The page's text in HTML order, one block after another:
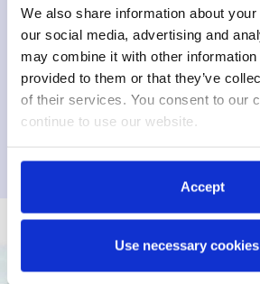
We also share information about
our social media, advertising and
may combine it with other information
provided to them or that they’ve
of their services. You consent to our
continue to use our website.
Accept
Use necessary
Kontakt
Sarah Mahisekar, Director of Marketing and Public
Tel: +1 630 909 7104